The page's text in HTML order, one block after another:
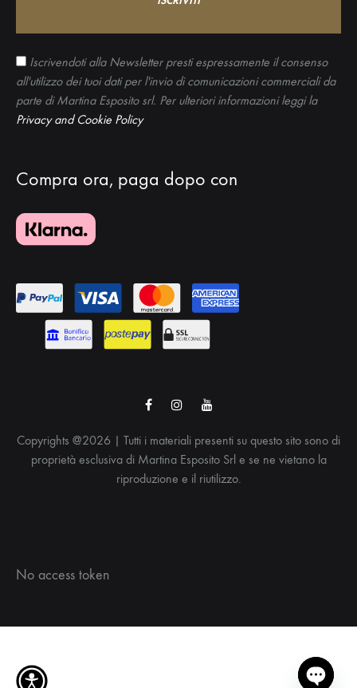
Iscrivendoti alla Newsletter presti espressamente il consenso
all'utilizzo dei tuoi dati per l'invio di comunicazioni commerciali da
parte di Martina Esposito srl. Per ulteriori informazioni leggi la
Privacy and Cookie Policy
Compra ora, paga dopo con
Copyrights @2026 | Tutti i materiali presenti su questo sito sono di
proprietà esclusiva di Martina Esposito Srl e se ne vietano la
riproduzione e il riutilizzo.
FacebookInstagramYoutube
No access token